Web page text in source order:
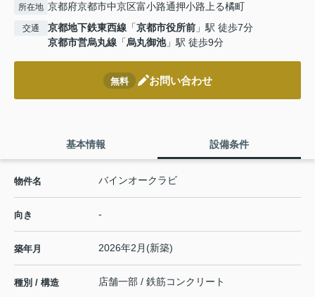
所在地 京都府京都市中京区富小路通押小路上る橘町
交通 京都地下鉄東西線 「京都市役所前 」駅 徒歩7分
京都市営烏丸線 「烏丸御池」駅 徒歩9分
無料 お問い合わせ
基本情報 設備条件
物件名 バインオークラビ
向き -
築年月 2026年2月(新築)
種別 / 構造 店舗一部 / 鉄筋コンクリート